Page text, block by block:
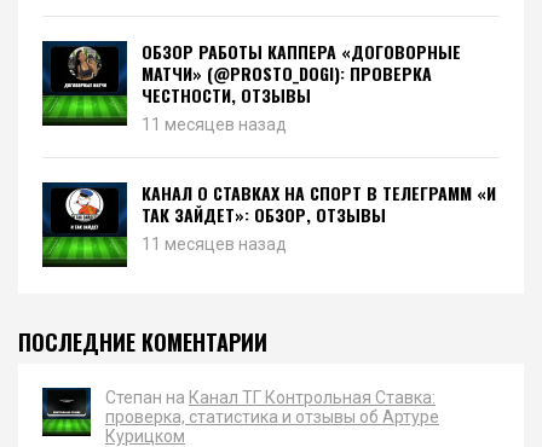
ОБЗОР РАБОТЫ КАППЕРА «ДОГОВОРНЫЕ
МАТЧИ» (@PROSTO_DOGI): ПРОВЕРКА
ЧЕСТНОСТИ, ОТЗЫВЫ
11 месяцев назад
КАНАЛ О СТАВКАХ НА СПОРТ В ТЕЛЕГРАММ «И
ТАК ЗАЙДЕТ»: ОБЗОР, ОТЗЫВЫ
11 месяцев назад
ПОСЛЕДНИЕ КОМЕНТАРИИ
Степан на Канал ТГ Контрольная Ставка:
проверка, статистика и отзывы об Артуре
Курицком